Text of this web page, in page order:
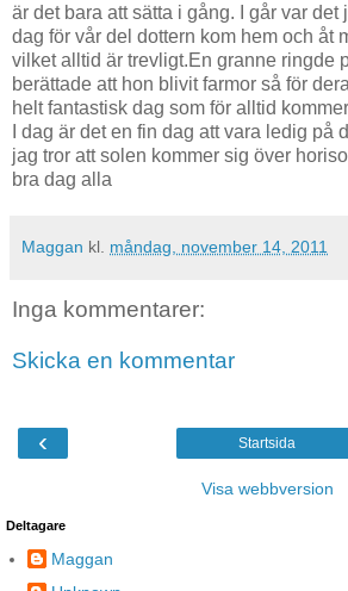
är det bara att sätta i gång. I går var det
dag för vår del dottern kom hem och åt
vilket alltid är trevligt.En granne ringde
berättade att hon blivit farmor så för
helt fantastisk dag som för alltid
I dag är det en fin dag att vara ledig på
jag tror att solen kommer sig över
bra dag alla
Maggan kl. måndag, november 14, 2011
Inga kommentarer:
Skicka en kommentar
‹ Startsida
Visa webbversion
Deltagare
Maggan